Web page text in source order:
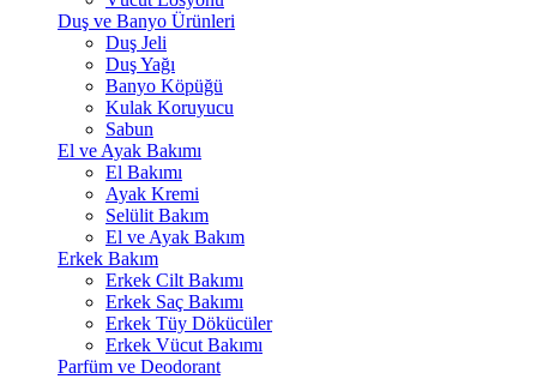
Duş ve Banyo Ürünleri
Duş Jeli
Duş Yağı
Banyo Köpüğü
Kulak Koruyucu
Sabun
El ve Ayak Bakımı
El Bakımı
Ayak Kremi
Selülit Bakım
El ve Ayak Bakım
Erkek Bakım
Erkek Cilt Bakımı
Erkek Saç Bakımı
Erkek Tüy Dökücüler
Erkek Vücut Bakımı
Parfüm ve Deodorant